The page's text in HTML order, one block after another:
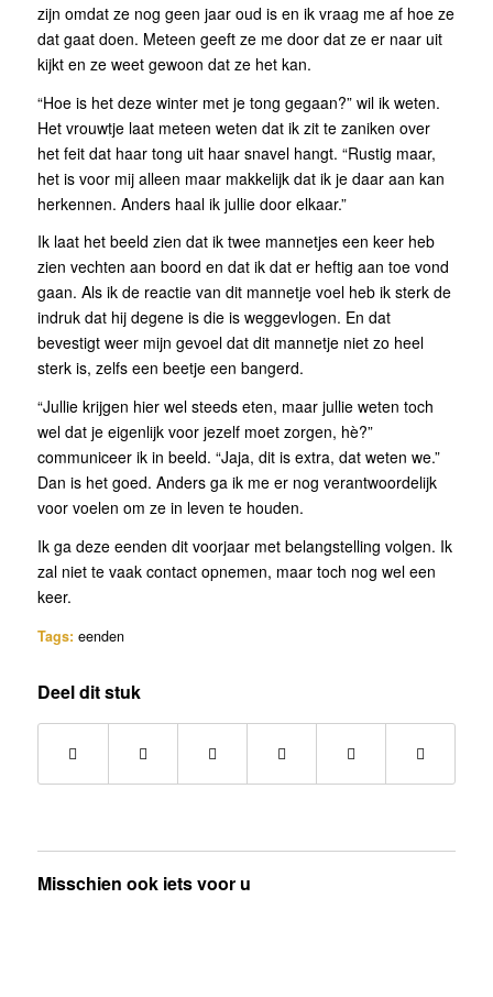
zijn omdat ze nog geen jaar oud is en ik vraag me af hoe ze
dat gaat doen. Meteen geeft ze me door dat ze er naar uit
kijkt en ze weet gewoon dat ze het kan.
“Hoe is het deze winter met je tong gegaan?” wil ik weten.
Het vrouwtje laat meteen weten dat ik zit te zaniken over
het feit dat haar tong uit haar snavel hangt. “Rustig maar,
het is voor mij alleen maar makkelijk dat ik je daar aan kan
herkennen. Anders haal ik jullie door elkaar.”
Ik laat het beeld zien dat ik twee mannetjes een keer heb
zien vechten aan boord en dat ik dat er heftig aan toe vond
gaan. Als ik de reactie van dit mannetje voel heb ik sterk de
indruk dat hij degene is die is weggevlogen. En dat
bevestigt weer mijn gevoel dat dit mannetje niet zo heel
sterk is, zelfs een beetje een bangerd.
“Jullie krijgen hier wel steeds eten, maar jullie weten toch
wel dat je eigenlijk voor jezelf moet zorgen, hè?”
communiceer ik in beeld. “Jaja, dit is extra, dat weten we.”
Dan is het goed. Anders ga ik me er nog verantwoordelijk
voor voelen om ze in leven te houden.
Ik ga deze eenden dit voorjaar met belangstelling volgen. Ik
zal niet te vaak contact opnemen, maar toch nog wel een
keer.
Tags: eenden
Deel dit stuk
Misschien ook iets voor u